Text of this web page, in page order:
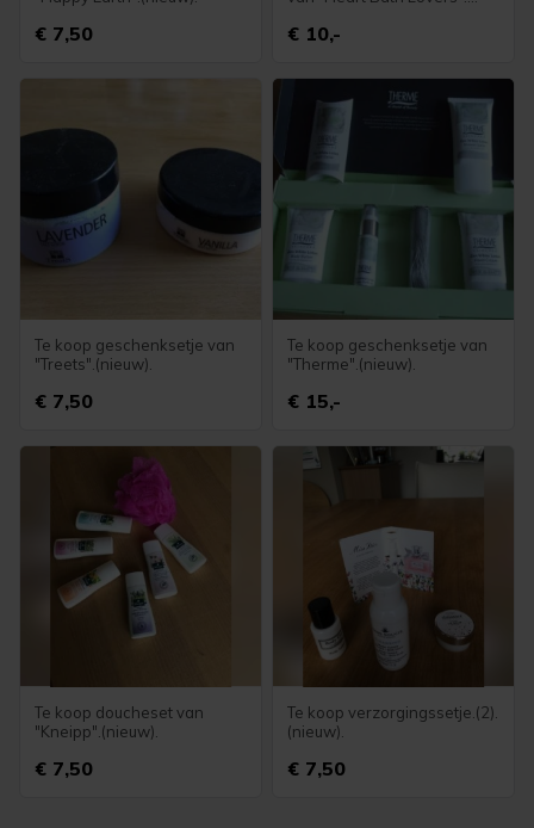
€ 7,50 € 10,-
Te koop geschenksetje van
"Treets".(nieuw).
€ 7,50
Te koop geschenksetje van
"Therme".(nieuw).
€ 15,-
Te koop doucheset van
"Kneipp".(nieuw).
€ 7,50
Te koop verzorgingssetje.(2).
(nieuw).
€ 7,50